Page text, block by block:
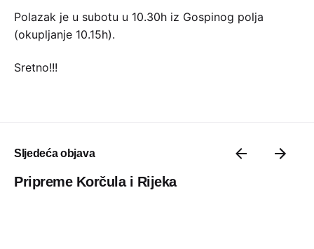
Polazak je u subotu u 10.30h iz Gospinog polja
(okupljanje 10.15h).
Sretno!!!
Sljedeća objava
Pripreme Korčula i Rijeka